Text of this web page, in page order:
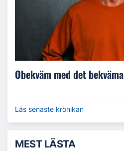
Obekväm med det bekväma
Läs senaste krönikan
MEST LÄSTA